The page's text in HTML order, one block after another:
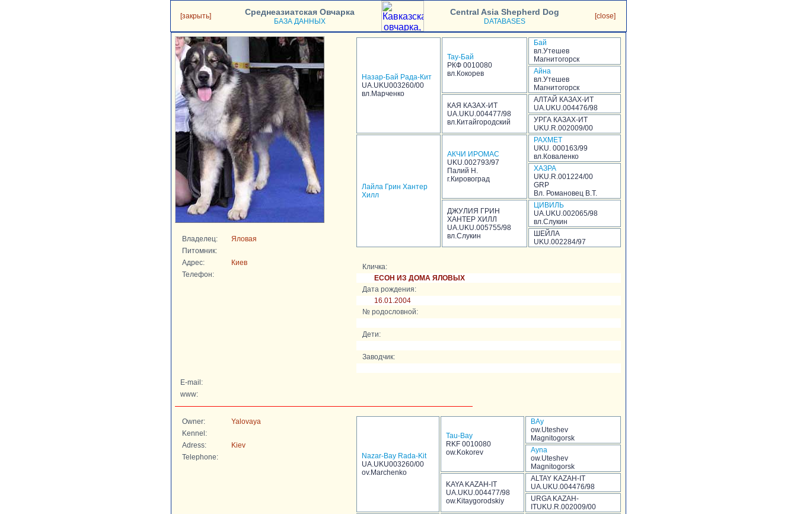
[закрыть] Среднеазиатская Овчарка
БАЗА ДАННЫХ
Central Asia Shepherd Dog
DATABASES
[close]
Владелец:
Яловая
Питомник:
Адрес:
Киев
Телефон:
Назар-Бай Рада-Кит
UA.UKU003260/00
вл.Марченко
Тау-Бай
РКФ 0010080
вл.Кокорев
Бай
вл.Утешев
Магнитогорск
Айна
вл.Утешев
Магнитогорск
КАЯ КАЗАХ-ИТ
UA.UKU.004477/98
вл.Китайгородский
АЛТАЙ КАЗАХ-ИТ
UA.UKU.004476/98
УРГА КАЗАХ-ИТ
UKU.R.002009/00
Лайла Грин Хантер
Хилл
АКЧИ ИРОМАС
UKU.002793/97
Палий Н.
г.Кировоград
РАХМЕТ
UKU. 000163/99
вл.Коваленко
ХАЗРА
UKU.R.001224/00
GRP
Вл. Романовец В.Т.
ДЖУЛИЯ ГРИН
ХАНТЕР ХИЛЛ
UA.UKU.005755/98
вл.Слукин
ЦИВИЛЬ
UA.UKU.002065/98
вл.Слукин
ШЕЙЛА
UKU.002284/97
Кличка:
ЕСОН ИЗ ДОМА ЯЛОВЫХ
Дата рождения:
16.01.2004
№ родословной:
Дети:
Заводчик:
E-mail:
www:
Owner:
Yalovaya
Kennel:
Adress:
Kiev
Telephone:
Nazar-Bay Rada-Kit
UA.UKU003260/00
ov.Marchenko
Tau-Bay
RKF 0010080
ow.Kokorev
BAy
ow.Uteshev
Magnitogorsk
Ayna
ow.Uteshev
Magnitogorsk
KAYA KAZAH-IT
UA.UKU.004477/98
ow.Kitaygorodskiy
ALTAY KAZAH-IT
UA.UKU.004476/98
URGA KAZAH-
ITUKU.R.002009/00